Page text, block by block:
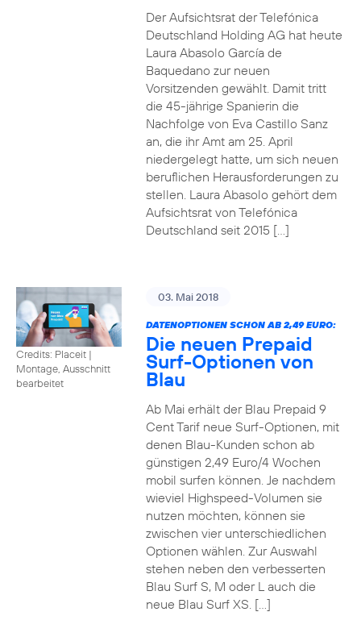
Der Aufsichtsrat der Telefónica
Deutschland Holding AG hat heute
Laura Abasolo García de
Baquedano zur neuen
Vorsitzenden gewählt. Damit tritt
die 45-jährige Spanierin die
Nachfolge von Eva Castillo Sanz
an, die ihr Amt am 25. April
niedergelegt hatte, um sich neuen
beruflichen Herausforderungen zu
stellen. Laura Abasolo gehört dem
Aufsichtsrat von Telefónica
Deutschland seit 2015 […]
Credits: Placeit |
Montage, Ausschnitt
bearbeitet
03. Mai 2018
DATENOPTIONEN SCHON AB 2,49 EURO:
Die neuen Prepaid
Surf-Optionen von
Blau
Ab Mai erhält der Blau Prepaid 9
Cent Tarif neue Surf-Optionen, mit
denen Blau-Kunden schon ab
günstigen 2,49 Euro/4 Wochen
mobil surfen können. Je nachdem
wieviel Highspeed-Volumen sie
nutzen möchten, können sie
zwischen vier unterschiedlichen
Optionen wählen. Zur Auswahl
stehen neben den verbesserten
Blau Surf S, M oder L auch die
neue Blau Surf XS. […]